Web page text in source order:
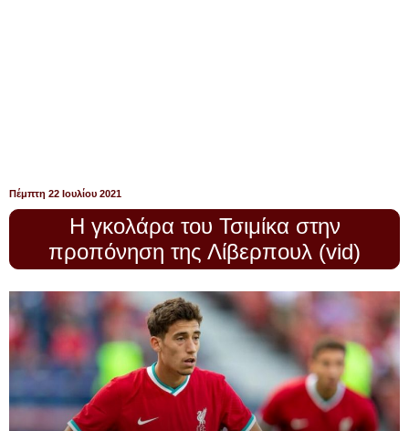
Πέμπτη 22 Ιουλίου 2021
Η γκολάρα του Τσιμίκα στην
προπόνηση της Λίβερπουλ (vid)